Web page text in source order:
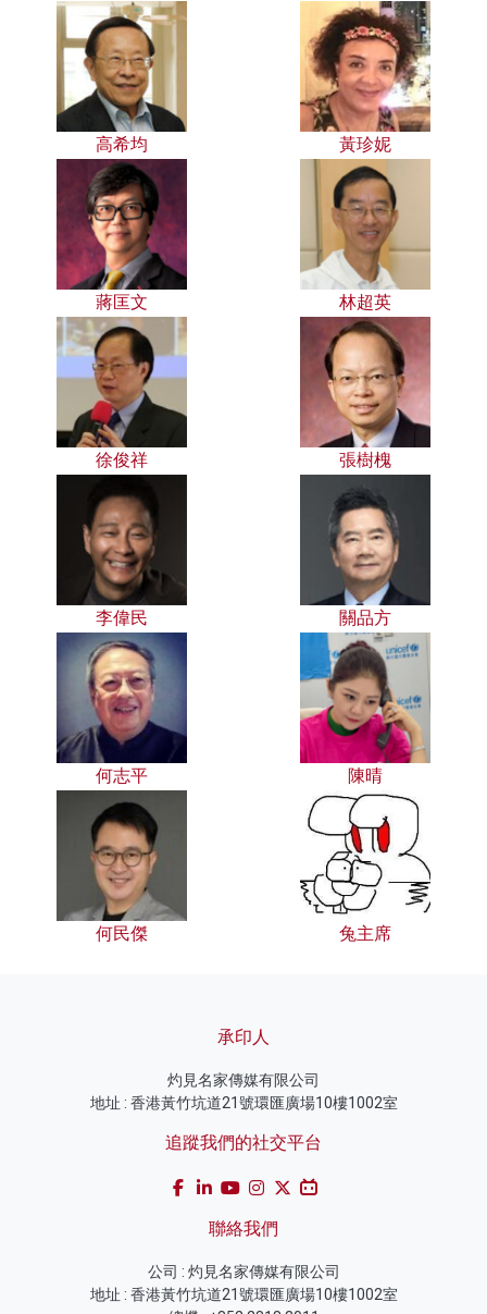
高希均 黃珍妮
蔣匡文 林超英
徐俊祥 張樹槐
李偉民 關品方
何志平 陳晴
何民傑 兔主席
承印人
灼見名家傳媒有限公司
地址 : 香港黃竹坑道21號環匯廣場10樓1002室
追蹤我們的社交平台
聯絡我們
公司 : 灼見名家傳媒有限公司
地址 : 香港黃竹坑道21號環匯廣場10樓1002室